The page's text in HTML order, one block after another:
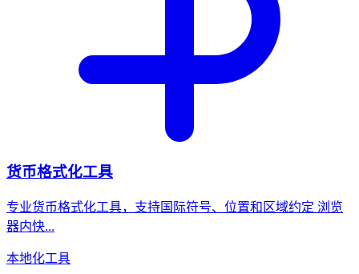
货币格式化工具
专业货币格式化工具，支持国际符号、位置和区域约定 浏览
器内快...
本地化工具